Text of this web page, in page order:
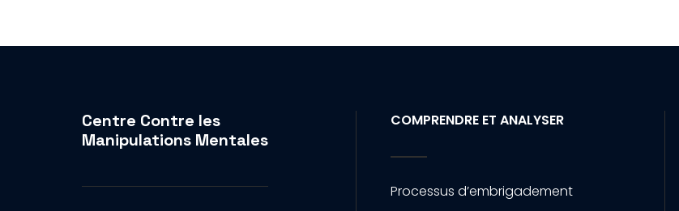
Centre Contre les
Manipulations Mentales
COMPRENDRE ET ANALYSER
Processus d’embrigadement